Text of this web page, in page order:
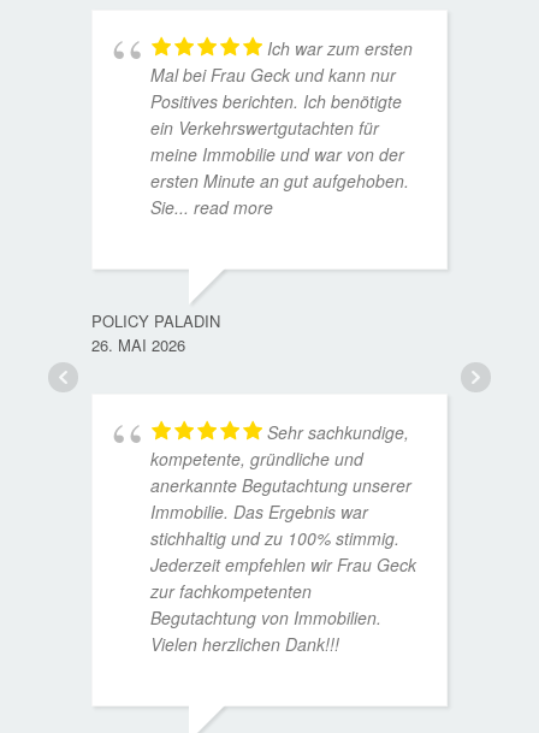
Ich war zum ersten
Mal bei Frau Geck und kann nur
Positives berichten. Ich benötigte
ein Verkehrswertgutachten für
meine Immobilie und war von der
ersten Minute an gut aufgehoben.
Sie... read more
POLICY PALADIN
26. MAI 2026
Sehr sachkundige,
kompetente, gründliche und
anerkannte Begutachtung unserer
Immobilie. Das Ergebnis war
stichhaltig und zu 100% stimmig.
Jederzeit empfehlen wir Frau Geck
zur fachkompetenten
Begutachtung von Immobilien.
Vielen herzlichen Dank!!!